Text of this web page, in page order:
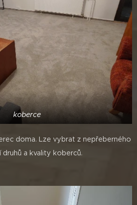
koberce
doma. Lze vybrat z nepřeberného
a kvality koberců.